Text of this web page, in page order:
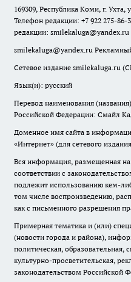
169309, Республика Коми, г. Ухта,
Телефон редакции: +7 922 275-86-
редакции: smilekaluga@yandex.ru
smilekaluga@yandex.ru
Сетевое издание smilekaluga.ru
Язык(и): русский
Перевод наименования
Российской Федерации: Смайл
Доменное имя сайта в
«Интернет» (для сетевого
Вся информация, размещенная на
соответствии с
подлежит использованию кем-
том числе воспроизведению,
как с письменного разрешения
Примерная тематика и (или)
(новости города и района),
политическая, образовательная,
культурно-просветительская,
законодательством Российской